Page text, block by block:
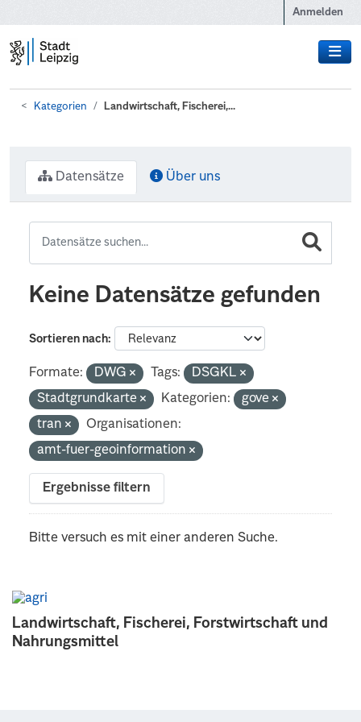
Anmelden
Kategorien Landwirtschaft, Fischerei,...
Landwirtschaft, Fischerei, Forstwirtschaft und
Nahrungsmittel
Datensätze Über uns
Keine Datensätze gefunden
Sortieren nach
Formate: DWG Tags:
DSGKL
Stadtgrundkarte
Kategorien:
gove
tran
Organisationen:
amt-fuer-geoinformation
Ergebnisse filtern
Bitte versuch es mit einer anderen Suche.